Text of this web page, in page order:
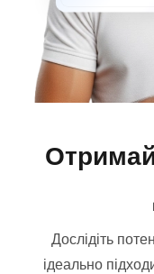
Дослідіть
ідеально